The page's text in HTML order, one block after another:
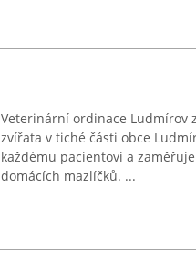
Veterinární ordinace Ludmírov
zvířata v tiché části obce
každému pacientovi a
domácích mazlíčků. ...